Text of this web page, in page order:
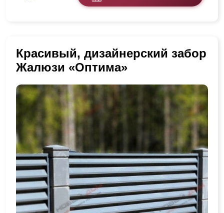
Красивый, дизайнерский забор
Жалюзи «Оптима»